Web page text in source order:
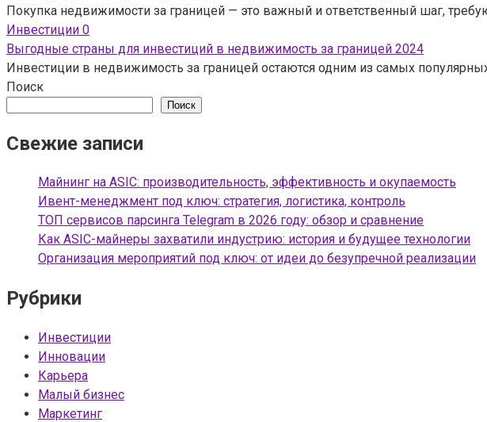
Покупка недвижимости за границей — это важный и ответственный шаг,
Инвестиции 0
Выгодные страны для инвестиций в недвижимость за границей 2024
Инвестиции в недвижимость за границей остаются одним из самых
Поиск
Поиск
Свежие записи
Майнинг на ASIC: производительность, эффективность и окупаемость
Ивент-менеджмент под ключ: стратегия, логистика, контроль
ТОП сервисов парсинга Telegram в 2026 году: обзор и сравнение
Как ASIC-майнеры захватили индустрию: история и будущее технологии
Организация мероприятий под ключ: от идеи до безупречной реализации
Рубрики
Инвестиции
Инновации
Карьера
Малый бизнес
Маркетинг